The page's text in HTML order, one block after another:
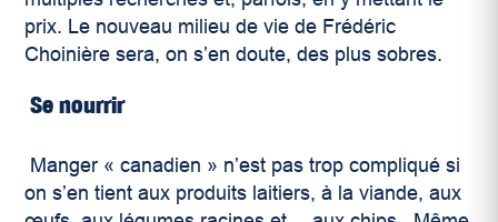
prix. Le nouveau milieu de vie de Frédéric
Choinière sera, on s’en doute, des plus sobres.
Se nourrir
Manger « canadien » n’est pas trop compliqué si
on s’en tient aux produits laitiers, à la viande, aux